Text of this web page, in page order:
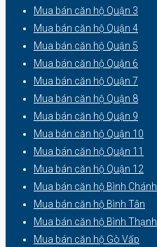
Mua bán căn hộ Quận 3
Mua bán căn hộ Quận 4
Mua bán căn hộ Quận 5
Mua bán căn hộ Quận 6
Mua bán căn hộ Quận 7
Mua bán căn hộ Quận 8
Mua bán căn hộ Quận 9
Mua bán căn hộ Quận 10
Mua bán căn hộ Quận 11
Mua bán căn hộ Quận 12
Mua bán căn hộ Bình Chánh
Mua bán căn hộ Bình Tân
Mua bán căn hộ Bình Thạnh
Mua bán căn hộ Gò Vấp